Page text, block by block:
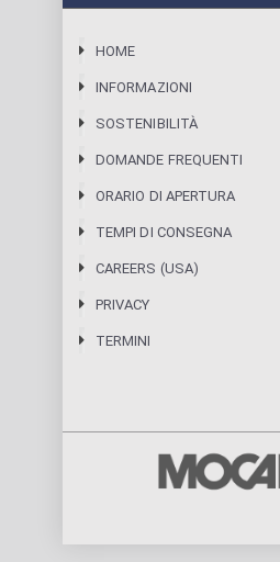
HOME
INFORMAZIONI
SOSTENIBILITÀ
DOMANDE FREQUENTI
ORARIO DI APERTURA
TEMPI DI CONSEGNA
CAREERS (USA)
PRIVACY
TERMINI